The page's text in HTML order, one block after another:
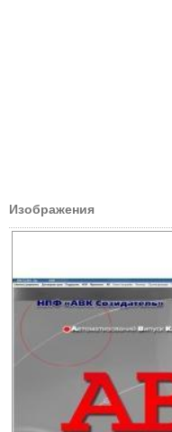
Изображения